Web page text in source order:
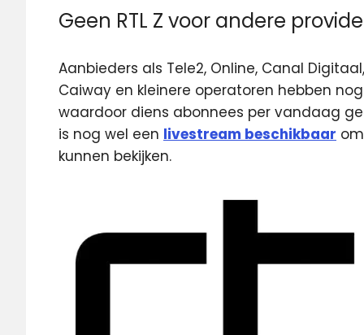
Geen RTL Z voor andere
Aanbieders als Tele2, Online, Canal
Caiway en kleinere operatoren hebben
waardoor diens abonnees per vandaag
is nog wel een livestream beschikbaar
kunnen bekijken.